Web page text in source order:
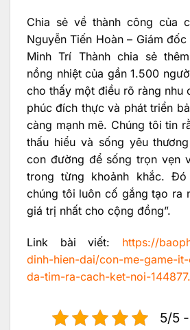
Chia sẻ về thành công của
Nguyễn Tiến Hoàn – Giám
Minh Trí Thành chia sẻ
nồng nhiệt của gần 1.500
cho thấy một điều rõ ràng nhu
phúc đích thực và phát triển
càng mạnh mẽ. Chúng tôi tin
thấu hiểu và sống yêu
con đường để sống trọn vẹn
trong từng khoảnh khắc.
chúng tôi luôn cố gắng tạo ra
giá trị nhất cho cộng đồng”.
Link bài viết: https://
dinh-hien-dai/con-me-game-
da-tim-ra-cach-ket-noi-
5/5